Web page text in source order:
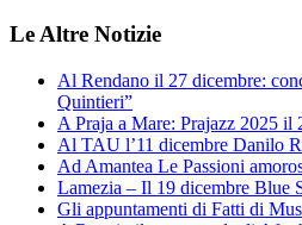
Le Altre Notizie
Al Rendano il 27 dicembre:
Quintieri”
A Praja a Mare: Prajazz 2025 il
Al TAU l’11 dicembre Danilo
Ad Amantea Le Passioni
Lamezia – Il 19 dicembre Blue
Gli appuntamenti di Fatti di